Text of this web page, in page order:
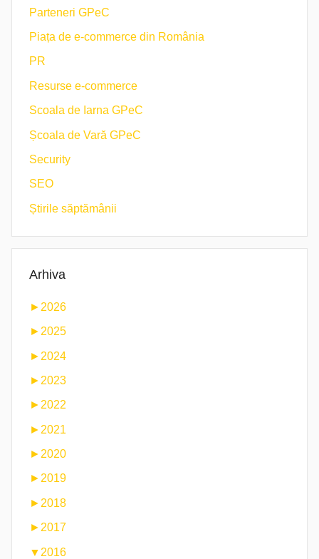
Parteneri GPeC
Piața de e-commerce din România
PR
Resurse e-commerce
Scoala de Iarna GPeC
Școala de Vară GPeC
Security
SEO
Știrile săptămânii
Arhiva
► 2026
► 2025
► 2024
► 2023
► 2022
► 2021
► 2020
►2019
► 2018
► 2017
▼ 2016